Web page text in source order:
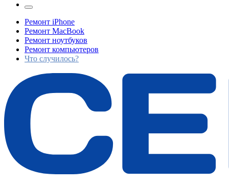
Ремонт iPhone
Ремонт MacBook
Ремонт ноутбуков
Ремонт компьютеров
Что случилось?